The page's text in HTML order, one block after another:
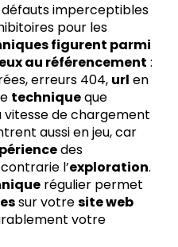
imperceptibles
pour les
figurent parmi
au référencement :
erreurs 404, url en
techniqueque
vitesse de chargement
aussi en jeu, car
des
l’exploration.
régulier permet
sur votresite web
votre